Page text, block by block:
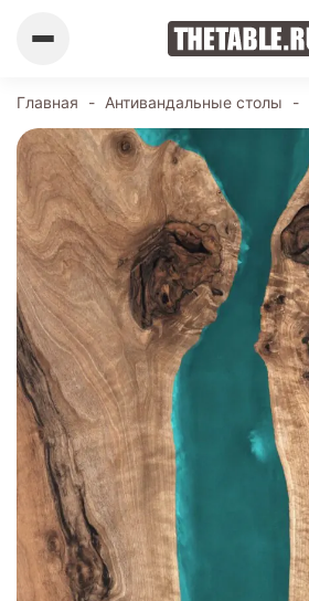
Главная - Антивандальные столы -